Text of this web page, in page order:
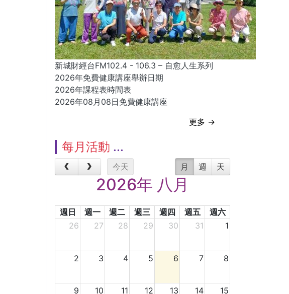
新城財經台FM102.4 - 106.3 – 自愈人生系列
2026年免費健康講座舉辦日期
2026年課程表時間表
2026年08月08日免費健康講座
更多 →
每月活動
今天 月 週 天
2026年 八月
週日 週一 週二 週三 週四 週五
週六
26
27 28 29 30 31 1
2 3 4 5 6 7 8
9 10 11 12 13 14 15